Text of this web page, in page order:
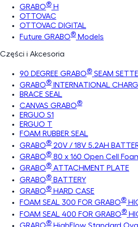
GRABO® H
OTTOVAC
OTTOVAC DIGITAL
Future GRABO® Models
Części i Akcesoria
90 DEGREE GRABO® SEAM
GRABO® INTERNATIONAL
BRACE SEAL
CANVAS GRABO®
ERGUO S1
ERGUO T
FOAM RUBBER SEAL
GRABO® 20V / 18V 5.2AH
GRABO® 80 x 160 Open Cell
GRABO® ATTACHMENT PLATE
GRABO® BATTERY
GRABO® HARD CASE
FOAM SEAL 300 FOR GRABO®
FOAM SEAL 400 FOR GRABO®
®